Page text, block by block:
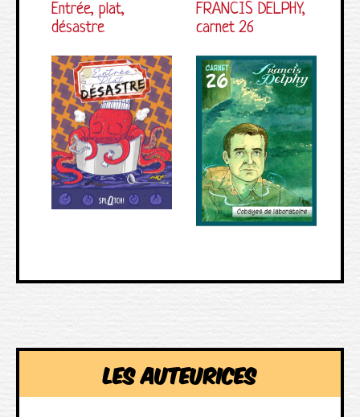
Entrée, plat,
désastre
FRANCIS DELPHY,
carnet 26
Les auteurices